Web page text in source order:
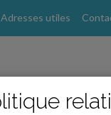
Adresses utiles